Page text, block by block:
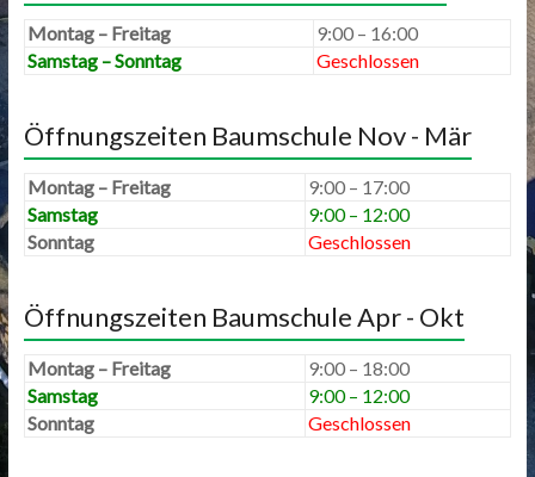
Montag – Freitag
9:00 – 16:00
Samstag – Sonntag
Geschlossen
Öffnungszeiten Baumschule Nov - Mär
Montag – Freitag
9:00 – 17:00
Samstag
9:00 – 12:00
Sonntag
Geschlossen
Öffnungszeiten Baumschule Apr - Okt
Montag – Freitag
9:00 – 18:00
Samstag
9:00 – 12:00
Sonntag
Geschlossen